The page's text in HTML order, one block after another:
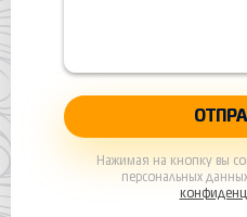
Нажимая на кнопку вы
персональных